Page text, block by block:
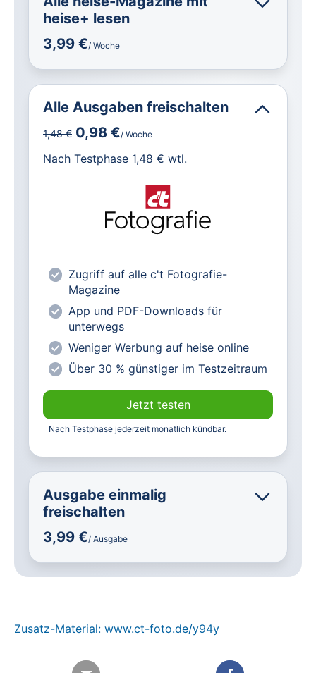
heise+ lesen
3,99 €/ Woche
Alle heise-Magazine im Browser und
Alle exklusiven heise+ Artikel frei
lesen
Vorteilspreis für Magazin-
Abonnenten
Alle Ausgaben freischalten
1,48 € 0,98 €/ Woche
Nach Testphase 1,48 € wtl.
Zugriff auf alle c't Fotografie-
Magazine
App und PDF-Downloads für
unterwegs
Weniger Werbung auf heise online
Über 30 % günstiger im Testzeitraum
Jetzt testen
Nach Testphase jederzeit monatlich kündbar.
Ausgabe einmalig
freischalten
3,99 €/ Ausgabe
Zusatz-Material: www.ct-foto.de/y94y